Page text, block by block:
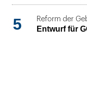
5 Reform der
Entwurf für